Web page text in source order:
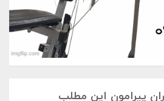
پیرامون این مطلب